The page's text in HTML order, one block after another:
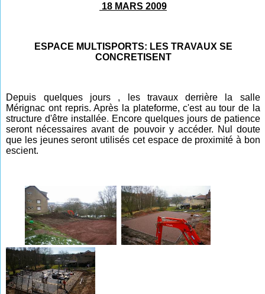
18 MARS 2009
ESPACE MULTISPORTS: LES TRAVAUX SE
CONCRETISENT
Depuis quelques jours , les travaux derrière la salle
Mérignac ont repris. Après la plateforme, c'est au tour de la
structure d'être installée. Encore quelques jours de patience
seront nécessaires avant de pouvoir y accéder. Nul doute
que les jeunes seront utilisés cet espace de proximité à bon
escient.